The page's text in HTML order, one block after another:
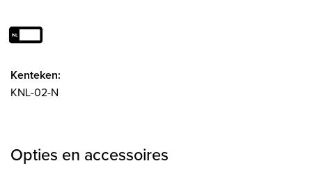
Kenteken:
KNL-02-N
Opties en accessoires